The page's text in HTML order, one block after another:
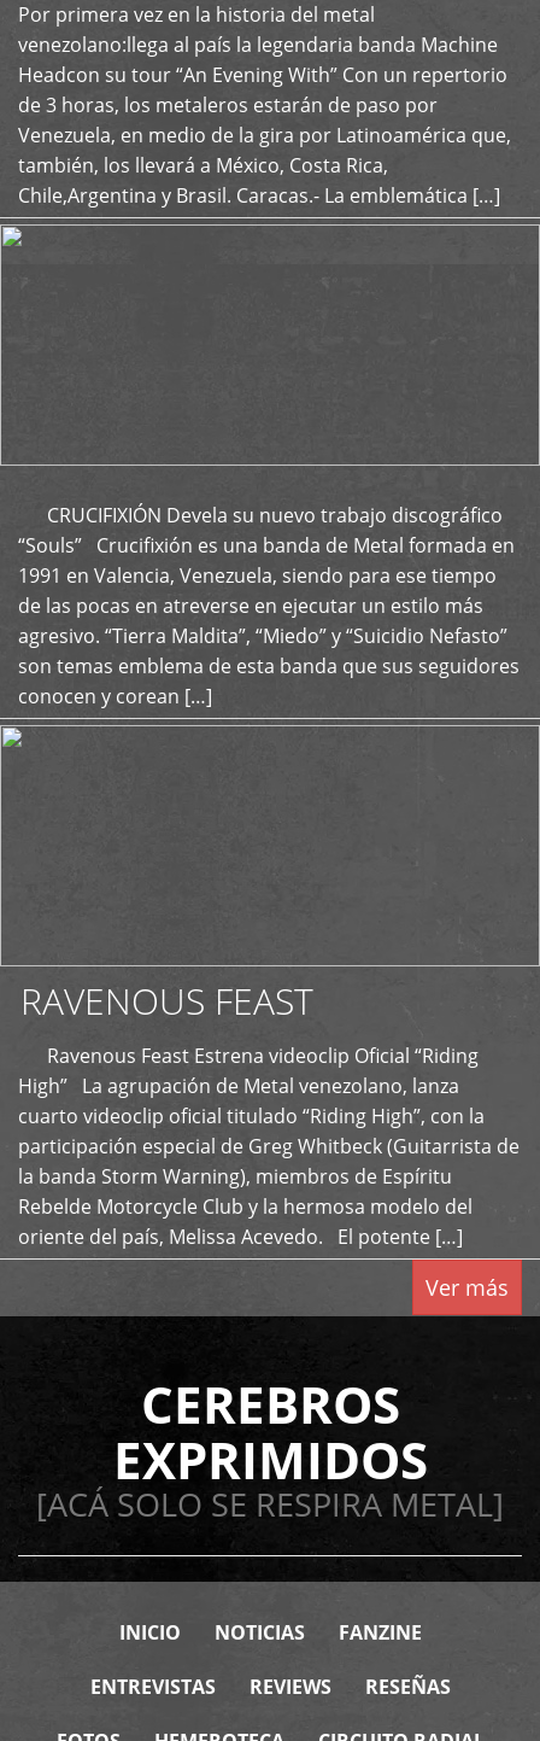
Por primera vez en la historia del metal
venezolano:llega al país la legendaria banda Machine
Headcon su tour “An Evening With” Con un repertorio
de 3 horas, los metaleros estarán de paso por
Venezuela, en medio de la gira por Latinoamérica que,
también, los llevará a México, Costa Rica,
Chile,Argentina y Brasil. Caracas.- La emblemática […]
+
CRUCIFIXIÓN Devela su nuevo trabajo discográfico
“Souls” Crucifixión es una banda de Metal formada en
1991 en Valencia, Venezuela, siendo para ese tiempo
de las pocas en atreverse en ejecutar un estilo más
agresivo. “Tierra Maldita”, “Miedo” y “Suicidio Nefasto”
son temas emblema de esta banda que sus seguidores
conocen y corean […]
+
RAVENOUS FEAST
Ravenous Feast Estrena videoclip Oficial “Riding
High” La agrupación de Metal venezolano, lanza
cuarto videoclip oficial titulado “Riding High”, con la
participación especial de Greg Whitbeck (Guitarrista de
la banda Storm Warning), miembros de Espíritu
Rebelde Motorcycle Club y la hermosa modelo del
oriente del país, Melissa Acevedo. El potente […]
Ver más
CEREBROS
EXPRIMIDOS
[ACÁ SOLO SE RESPIRA METAL]
INICIO NOTICIAS FANZINE
ENTREVISTAS REVIEWS RESEÑAS